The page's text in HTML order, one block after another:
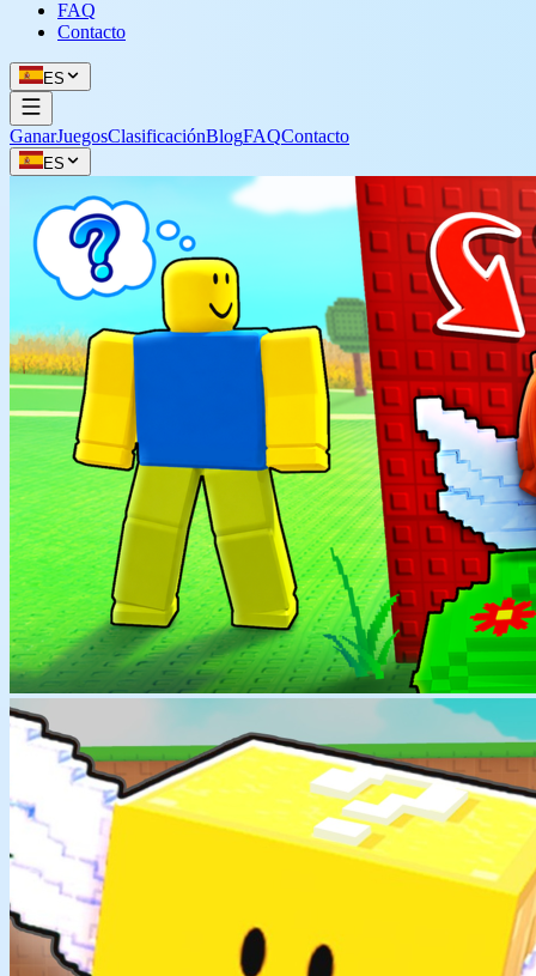
FAQ
Contacto
ES
GanarJuegosClasificaciónBlogFAQContacto
ES